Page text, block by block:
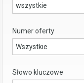
Numer oferty
Słowo kluczowe